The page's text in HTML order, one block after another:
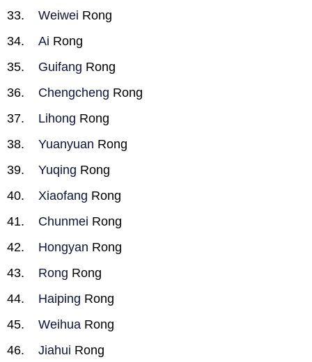
Weiwei Rong
Ai Rong
Guifang Rong
Chengcheng Rong
Lihong Rong
Yuanyuan Rong
Yuqing Rong
Xiaofang Rong
Chunmei Rong
Hongyan Rong
Rong Rong
Haiping Rong
Weihua Rong
Jiahui Rong